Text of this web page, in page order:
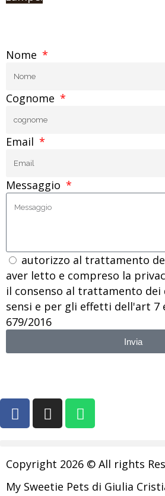
Nome
Cognome
Email
Messaggio
autorizzo al trattamento
aver letto e compreso la
il consenso al trattamento dei
sensi e per gli effetti dell'art 7
679/2016
Invia
Copyright 2026 © All rights
My Sweetie Pets di Giulia